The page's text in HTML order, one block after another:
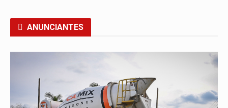
ANUNCIANTES